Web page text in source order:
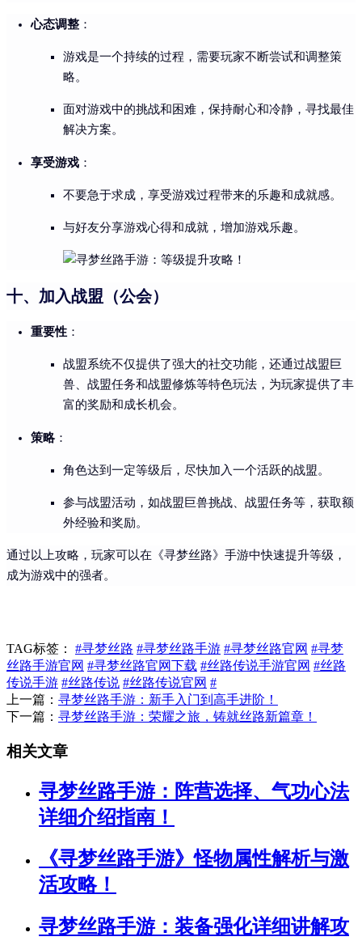
心态调整 ：
游戏是一个持续的过程，需要玩家不断尝试和调整策
略。
面对游戏中的挑战和困难，保持耐心和冷静，寻找最佳
解决方案。
享受游戏 ：
不要急于求成，享受游戏过程带来的乐趣和成就感。
与好友分享游戏心得和成就，增加游戏乐趣。
十、加入战盟（公会）
重要性 ：
战盟系统不仅提供了强大的社交功能，还通过战盟巨
兽、战盟任务和战盟修炼等特色玩法，为玩家提供了丰
富的奖励和成长机会。
策略 ：
角色达到一定等级后，尽快加入一个活跃的战盟。
参与战盟活动，如战盟巨兽挑战、战盟任务等，获取额
外经验和奖励。
通过以上攻略，玩家可以在《寻梦丝路》手游中快速提升等级，
成为游戏中的强者。
TAG标签： #寻梦丝路 #寻梦丝路手游 #寻梦丝路官网 #寻梦
丝路手游官网 #寻梦丝路官网下载 #丝路传说手游官网 #丝路
传说手游 #丝路传说 #丝路传说官网 #
上一篇： 寻梦丝路手游：新手入门到高手进阶！
下一篇： 寻梦丝路手游：荣耀之旅，铸就丝路新篇章！
相关文章
寻梦丝路手游：阵营选择、气功心法
详细介绍指南！
《寻梦丝路手游》怪物属性解析与激
活攻略！
寻梦丝路手游：装备强化详细讲解攻